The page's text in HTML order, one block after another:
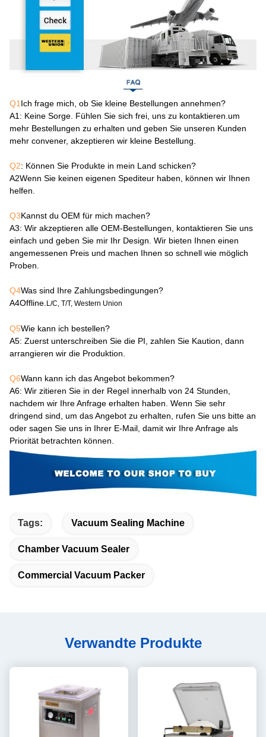
Q1 Ich frage mich, ob Sie kleine Bestellungen annehmen?
A1 : Keine Sorge. Fühlen Sie sich frei, uns zu kontaktieren.um
mehr Bestellungen zu erhalten und geben Sie unseren Kunden
mehr convener, akzeptieren wir kleine Bestellung.
Q2: Können Sie Produkte in mein Land schicken?
A2Wenn Sie keinen eigenen Spediteur haben, können wir Ihnen
helfen.
Q3Kannst du OEM für mich machen?
A3: Wir akzeptieren alle OEM-Bestellungen, kontaktieren Sie uns
einfach und geben Sie mir Ihr Design. Wir bieten Ihnen einen
angemessenen Preis und machen Ihnen so schnell wie möglich
Proben.
Q4Was sind Ihre Zahlungsbedingungen?
A4Offline. L/C, T/T, Western Union
Q5Wie kann ich bestellen?
A5: Zuerst unterschreiben Sie die PI, zahlen Sie Kaution, dann
arrangieren wir die Produktion.
Q6Wann kann ich das Angebot bekommen?
A6: Wir zitieren Sie in der Regel innerhalb von 24 Stunden,
nachdem wir Ihre Anfrage erhalten haben. Wenn Sie sehr
dringend sind, um das Angebot zu erhalten, rufen Sie uns bitte an
oder sagen Sie uns in Ihrer E-Mail, damit wir Ihre Anfrage als
Priorität betrachten können.
Tags: Vacuum Sealing Machine
Chamber Vacuum Sealer
Commercial Vacuum Packer
Verwandte Produkte